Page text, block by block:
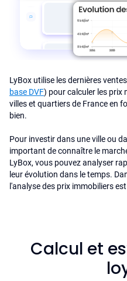
LyBox utilise les dernières
base DVF) pour calculer les prix
villes et quartiers de France en
bien.
Pour investir dans une ville ou
important de connaître le
LyBox, vous pouvez analyser
leur évolution dans le temps.
l'analyse des prix immobiliers
Calcul et